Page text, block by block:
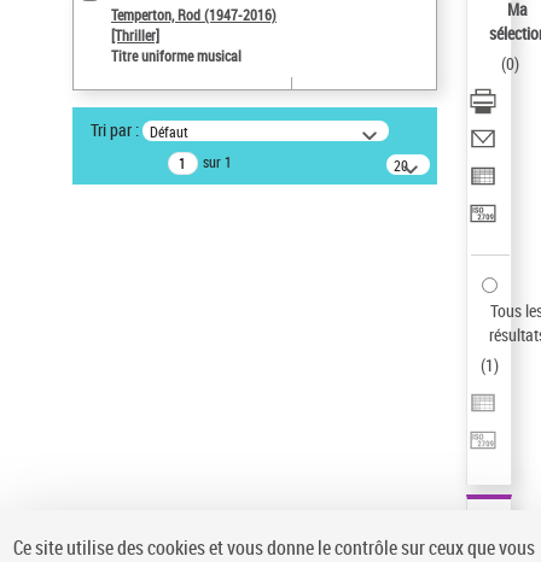
Type de notice d'autorité
Titre uniforme musical
Auteur d’œuvre
Temperton, Rod (1947-2016)
[Thriller]
Titre uniforme musical
Tri par : Défaut
sur 1
20
résultats/page
Ma
(0)
Tous
(1)
Ce site utilise des cookies et vous donne le contrôle sur ceux que vous